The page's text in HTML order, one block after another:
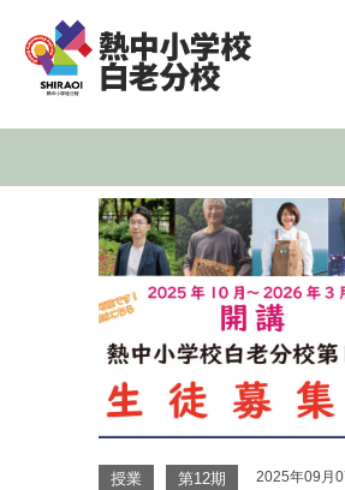
授業 第12期 2025年09月